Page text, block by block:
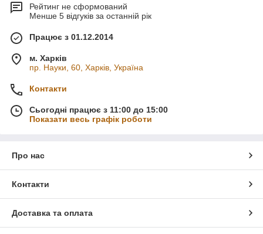
Рейтинг не сформований
Менше 5 відгуків за останній рік
Працює з 01.12.2014
м. Харків
пр. Науки, 60, Харків, Україна
Контакти
Сьогодні працює з 11:00 до 15:00
Показати весь графік роботи
Про нас
Контакти
Доставка та оплата